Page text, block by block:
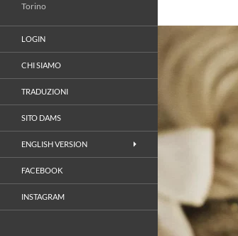
Torino
LOGIN
CHI SIAMO
TRADUZIONI
SITO DAMS
ENGLISH VERSION
FACEBOOK
INSTAGRAM